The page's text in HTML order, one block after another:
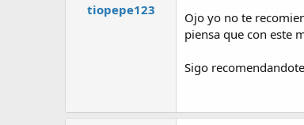
tiopepe123
Ojo yo no te
piensa que con este
Sigo